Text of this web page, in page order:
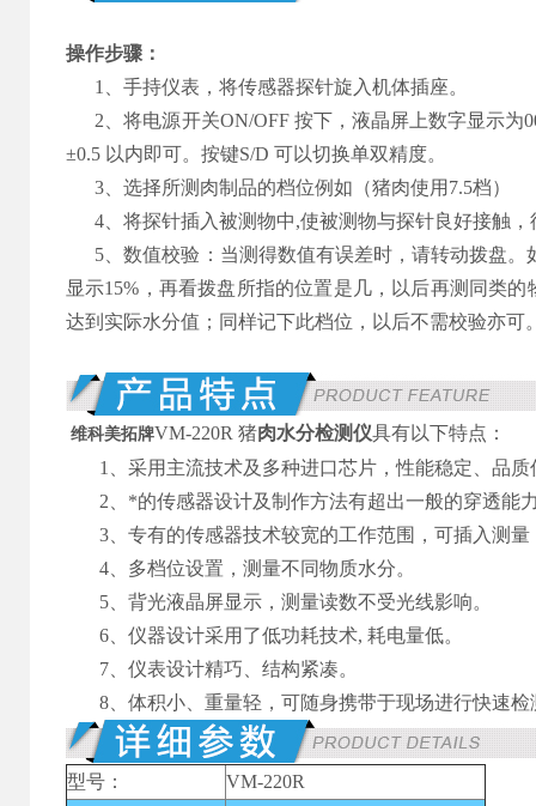
操作步骤：
1、手持仪表，将传感器探针旋入机体插座。
2、将电源开关ON/OFF 按下，液晶屏上数字显示为
±0.5 以内即可。按键S/D 可以切换单双精度。
3、选择所测肉制品的档位例如（猪肉使用7.5档）
4、将探针插入被测物中,使被测物与探针良好接触，
5、数值校验：当测得数值有误差时，请转动拨盘。
显示15%，再看拨盘所指的位置是几，以后再测同类
达到实际水分值；同样记下此档位，以后不需校验亦可
维科美拓牌VM-220R 猪肉水分检测仪具有以下特点：
1、采用主流技术及多种进口芯片，性能稳定、品质
2、*的传感器设计及制作方法有超出一般的穿透能
3、专有的传感器技术较宽的工作范围，可插入测量
4、多档位设置，测量不同物质水分。
5、背光液晶屏显示，测量读数不受光线影响。
6、仪器设计采用了低功耗技术, 耗电量低。
7、仪表设计精巧、结构紧凑。
8、体积小、重量轻，可随身携带于现场进行快速检
型号：
VM-220R